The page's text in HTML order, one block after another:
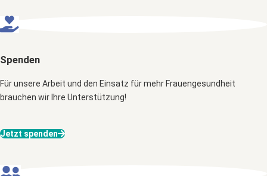
Spenden
Für unsere Arbeit und den Einsatz für mehr Frauengesundheit
brauchen wir Ihre Unterstützung!
Jetzt spenden